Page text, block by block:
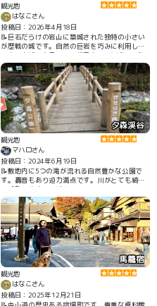
観光地
はなこさん
投稿日：2026年4月18日
📝巨石だらけの岩山に築城された独特の小さい
が歴戦の城です。自然の巨岩を巧みに利用した
天空の山城とも言われ、続日本100名城に選定
されています。1334年 岩村城の遠山氏が砦を築
いた後、織田と武田で攻防が続き、1600年 家康
の命により遠山友政が攻略後、苗木藩が明治ま
で治めました。苗木藩は、最小の城持ち藩（1万
500石）です。
夕森渓谷
観光地
マハロさん
投稿日：2024年6月19日
📝敷地内に5つの滝が流れる自然豊かな公園で
す。轟音もあり迫力満点です。川がとても綺麗
で感動します。 #渓谷
馬籠宿
観光地
はなこさん
投稿日：2025年12月21日